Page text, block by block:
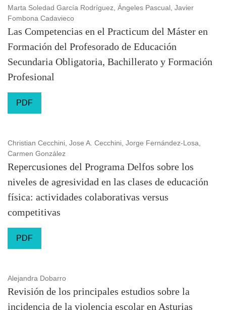
Marta Soledad García Rodríguez, Ángeles Pascual, Javier
Fombona Cadavieco
Las Competencias en el Practicum del Máster en
Formación del Profesorado de Educación
Secundaria Obligatoria, Bachillerato y Formación
Profesional
PDF
Christian Cecchini, Jose A. Cecchini, Jorge Fernández-Losa,
Carmen González
Repercusiones del Programa Delfos sobre los
niveles de agresividad en las clases de educación
física: actividades colaborativas versus
competitivas
PDF
Alejandra Dobarro
Revisión de los principales estudios sobre la
incidencia de la violencia escolar en Asturias